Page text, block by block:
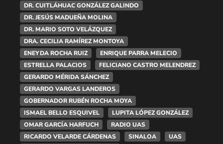
DR. CUITLÁHUAC GONZÁLEZ GALINDO
DR. JESÚS MADUEÑA MOLINA
DR. MARIO SOTO VELÁZQUEZ
DRA. CECILIA RAMÍREZ MONTOYA
ENEYDA ROCHA RUIZ
ENRIQUE PARRA MELECIO
ESTRELLA PALACIOS
FELICIANO CASTRO MELENDREZ
GERARDO MÉRIDA SÁNCHEZ
GERARDO VARGAS LANDEROS
GOBERNADOR RUBÉN ROCHA MOYA
ISMAEL BELLO ESQUIVEL
LUPITA LÓPEZ GONZÁLEZ
OMAR GARCÍA HARFUCH
RADIO UAS
RICARDO VELARDE CÁRDENAS
SINALOA
UAS